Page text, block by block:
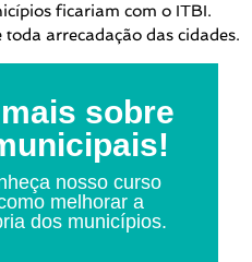
ficariam com o ITBI.
arrecadação das cidades.
sobre
nosso curso
melhorar a
dos municípios.